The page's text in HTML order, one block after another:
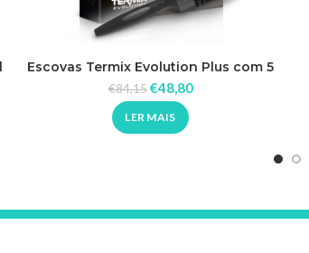
Escovas Termix Evolution Plus com 5
€84,15 €48,80
LER MAIS